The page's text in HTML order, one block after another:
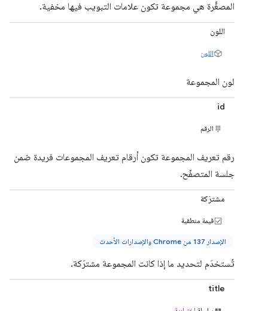
المصغَّرة هي مجموعة تكون علامات التبويب فيها مخفية.
اللون
اللون
لون المجموعة
id
الرقم
رقم تعريف المجموعة تكون أرقام تعريف المجموعات فريدة ضمن
جلسة المتصفّح.
مشترَكة
قيمة منطقية
الإصدار 137 من Chrome والإصدارات الأحدث
تُستخدَم لتحديد ما إذا كانت المجموعة مشترَكة.
title